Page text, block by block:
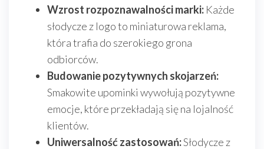
Wzrost rozpoznawalności marki: Każde
słodycze z logo to miniaturowa reklama,
która trafia do szerokiego grona
odbiorców.
Budowanie pozytywnych skojarzeń:
Smakowite upominki wywołują pozytywne
emocje, które przekładają się na lojalność
klientów.
Uniwersalność zastosowań:Słodycze z